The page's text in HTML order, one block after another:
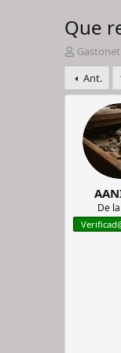
Que
I
n
i
c
h
i
Gastonet
Ant.
De